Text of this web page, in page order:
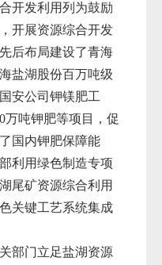
开发利用列为鼓励
开展资源综合开发
后布局建设了青海
盐湖股份百万吨级
安公司钾镁肥工
万吨钾肥等项目，促
国内钾肥保障能
利用绿色制造专项
尾矿资源综合利用
关键工艺系统集成
部门立足盐湖资源